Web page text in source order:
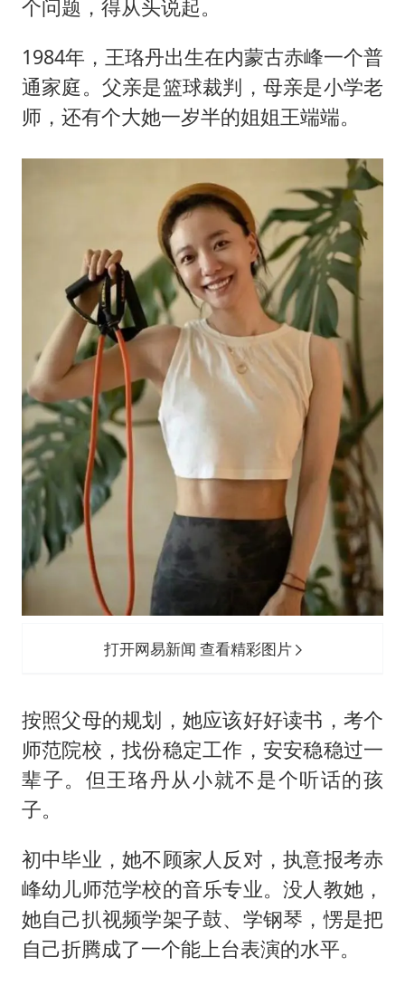
个问题，得从头说起。
1984年，王珞丹出生在内蒙古赤峰一个普
通家庭。父亲是篮球裁判，母亲是小学老
师，还有个大她一岁半的姐姐王端端。
打开网易新闻 查看精彩图片
按照父母的规划，她应该好好读书，考个
师范院校，找份稳定工作，安安稳稳过一
辈子。但王珞丹从小就不是个听话的孩
子。
初中毕业，她不顾家人反对，执意报考赤
峰幼儿师范学校的音乐专业。没人教她，
她自己扒视频学架子鼓、学钢琴，愣是把
自己折腾成了一个能上台表演的水平。